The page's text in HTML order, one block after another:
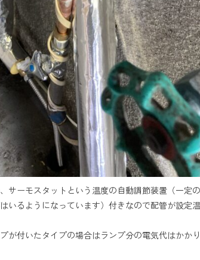
サーモスタットという温度の自動調節装置（一定
いるようになっています）付きなので配管が設定
が付いたタイプの場合はランプ分の電気代はかか